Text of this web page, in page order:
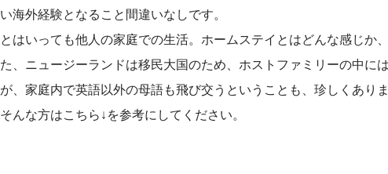
い海外経験となること間違いなしです。
とはいっても他人の家庭での生活。ホームステイとはどんな感じか
た、ニュージーランドは移民大国のため、ホストファミリーの中に
が、家庭内で英語以外の母語も飛び交うということも、珍しくありま
そんな方はこちら↓を参考にしてください。